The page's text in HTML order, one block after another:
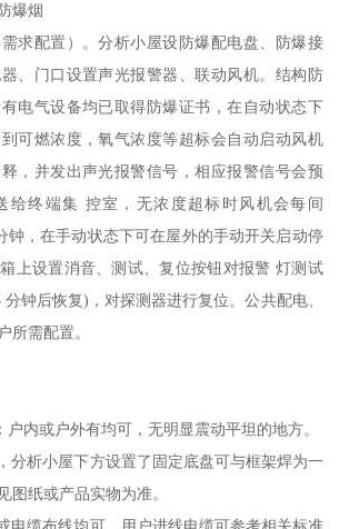
爆烟
求配置）。分析小屋设防爆配电盘、防爆接
、门口设置声光报警器、联动风机。结构防
电气设备均已取得防爆证书，在自动状态下
可燃浓度，氧气浓度等超标会自动启动风机
，并发出声光报警信号，相应报警信号会预
给终端集 控室，无浓度超标时风机会每间
钟，在手动状态下可在屋外的手动开关启动停
上设置消音、测试、复位按钮对报警 灯测试
分钟后恢复)，对探测器进行复位。公共配电、
所需配置。
内或户外有均可，无明显震动平坦的地方。
分析小屋下方设置了固定底盘可与框架焊为一
图纸或产品实物为准。